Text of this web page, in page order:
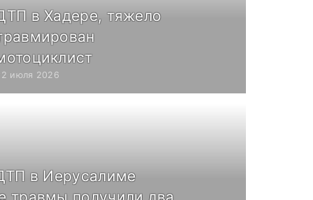
в Хадере, тяжело
июля 2026
в Иерусалиме